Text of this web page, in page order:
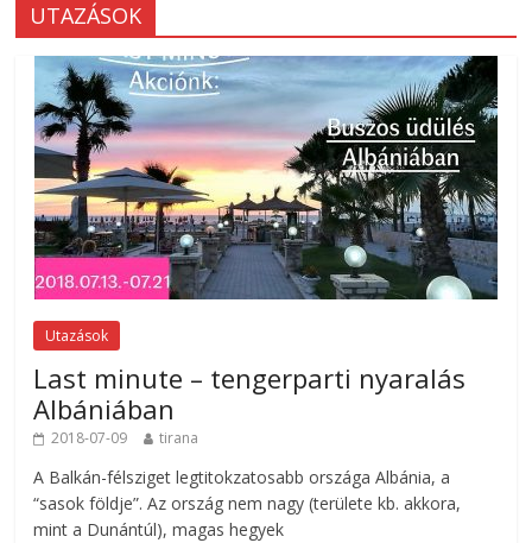
UTAZÁSOK
Utazások
Last minute – tengerparti nyaralás
Albániában
2018-07-09 tirana
A Balkán-félsziget legtitokzatosabb országa Albánia, a
“sasok földje”. Az ország nem nagy (területe kb. akkora,
mint a Dunántúl), magas hegyek